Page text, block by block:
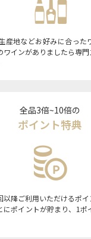
産地などお好みに合った
ワインがありましたら専
全品3倍~10倍の
ポイント特典
以降ご利用いただけるポ
にポイントが貯まり、1ポ